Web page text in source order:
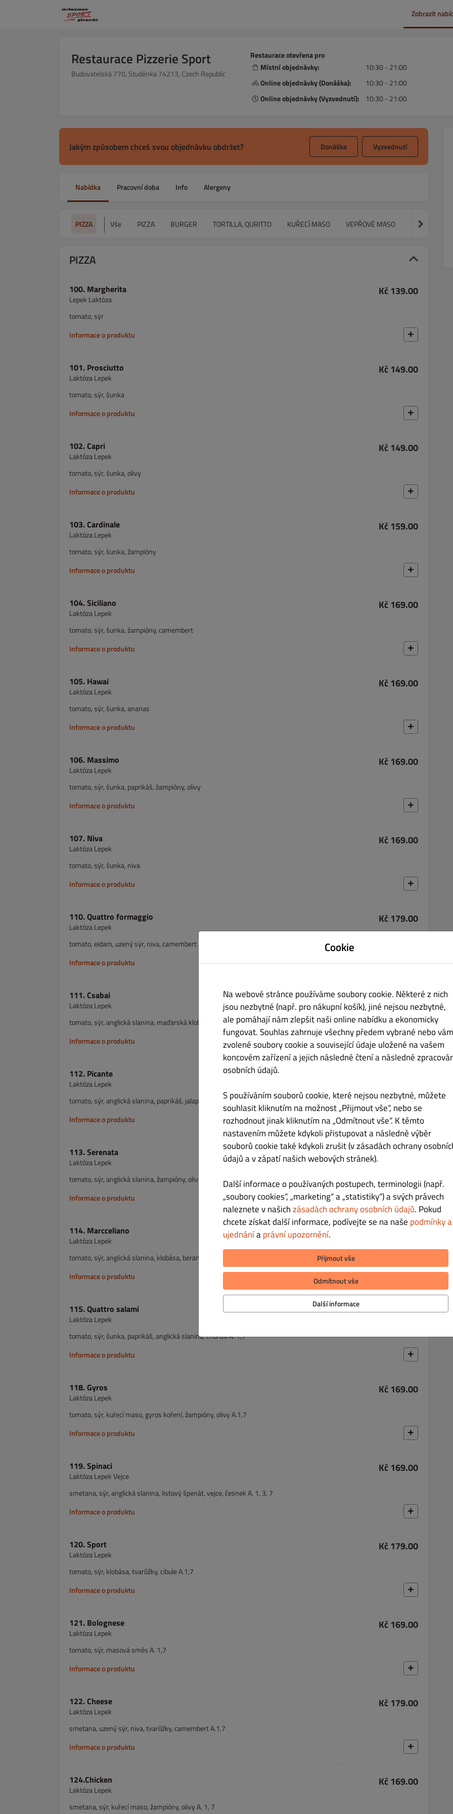
Zobrazit
Restaurace Pizzerie Sport
Budovatelská 770, Studénka 74213, Czech Republic
Restaurace otevřena pro
Místní objednávky:
10:30 - 21:00
Online objednávky (Donáška):
10:30 - 21:00
Online objednávky (Vyzvednutí):
10:30 - 21:00
Jakým způsobem chceš svou objednávku obdržet? Donáška Vyzvednutí
Nabídka Pracovní doba Info Alergeny
PIZZA Vše PIZZA BURGER TORTILLA, QURITTO KUŘECÍ MASO VEPŘOVÉ MASO SPECIALITY
PIZZA
100. Margherita
Lepek Laktóza
Kč 139.00
tomato, sýr
Informace o produktu
101. Prosciutto
Laktóza Lepek
Kč 149.00
tomato, sýr, šunka
Informace o produktu
102. Capri
Laktóza Lepek
Kč 149.00
tomato, sýr, šunka, olivy
Informace o produktu
103. Cardinale
Laktóza Lepek
Kč 159.00
tomato, sýr, šunka, žampióny
Informace o produktu
104. Siciliano
Laktóza Lepek
Kč 169.00
tomato, sýr, šunka, žampióny, camembert
Informace o produktu
105. Hawai
Laktóza Lepek
Kč 169.00
tomato, sýr, šunka, ananas
Informace o produktu
106. Massimo
Laktóza Lepek
Kč 169.00
tomato, sýr, šunka, paprikáš, žampióny, olivy
Informace o produktu
107. Niva
Laktóza Lepek
Kč 169.00
tomato, sýr, šunka, niva
Informace o produktu
110. Quattro formaggio
Laktóza Lepek
Kč 179.00
tomato, eidam, uzený sýr, niva, camembert A. 1,7
Informace o produktu
111. Csabai
Laktóza Lepek
Kč 169.00
tomato, sýr, anglická slanina, maďarská klobása, cibule A.1,7
Informace o produktu
112. Picante
Laktóza Lepek
tomato, sýr, anglická slanina, paprikáš, jalapeňo A. 1,7
Informace o produktu
113. Serenata
Laktóza Lepek
Kč 169.00
tomato, sýr, anglická slanina, žampióny, olivy A. 1,7
Informace o produktu
114. Marcceliano
Laktóza Lepek
tomato, sýr, anglická slanina, klobása, beraní rohy, zelený pepř A. 1,7
Informace o produktu
115. Quattro salami
Laktóza Lepek
Kč 179.00
tomato, sýr, šunka, paprikáš, anglická slanina, chorizo A. 1,7
Informace o produktu
118. Gyros
Laktóza Lepek
Kč 169.00
tomato, sýr, kuřecí maso, gyros koření, žampióny, olivy A.1,7
Informace o produktu
119. Spinaci
Laktóza Lepek Vejce
Kč 169.00
smetana, sýr, anglická slanina, listový špenát, vejce, česnek A. 1, 3, 7
Informace o produktu
120. Sport
Laktóza Lepek
Kč 179.00
tomato, sýr, klobása, tvarůžky, cibule A.1,7
Informace o produktu
121. Bolognese
Laktóza Lepek
Kč 169.00
tomato, sýr, masová směs A. 1,7
Informace o produktu
122. Cheese
Laktóza Lepek
Kč 179.00
smetana, uzený sýr, niva, tvarůžky, camembert A.1,7
Informace o produktu
124.Chicken
Laktóza Lepek
Kč 169.00
smetana, sýr, kuřecí maso, žampióny, olivy A. 1, 7
Cookie
Na webové stránce používáme soubory cookie. Některé z nich
jsou nezbytné (např. pro nákupní košík), jiné nejsou nezbytné,
ale pomáhají nám zlepšit naši online nabídku a ekonomicky
fungovat. Souhlas zahrnuje všechny předem vybrané nebo
zvolené soubory cookie a související údaje uložené na vašem
koncovém zařízení a jejich následné čtení a následné
osobních údajů.
S používáním souborů cookie, které nejsou nezbytné, můžete
souhlasit kliknutím na možnost „Přijmout vše“, nebo se
rozhodnout jinak kliknutím na „Odmítnout vše“. K těmto
nastavením můžete kdykoli přistupovat a následně výběr
souborů cookie také kdykoli zrušit (v zásadách ochrany
údajů a v zápatí našich webových stránek).
Další informace o používaných postupech, terminologii (např.
„soubory cookies“, „marketing“ a „statistiky“) a svých právech
naleznete v našichzásadách ochrany osobních údajů. Pokud
chcete získat další informace, podívejte se na naše podmínky a
ujednáníaprávní upozornění.
Přijmout vše
Odmítnout vše
Další informace